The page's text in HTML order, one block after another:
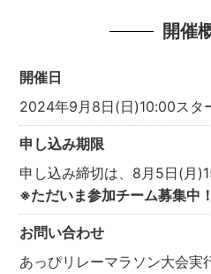
開催
開催日
2024年9月8日(日)10:00スタ
申し込み期限
申し込み締切は、8月5日(月
※ただいま参加チーム募集中！
お問い合わせ
あっぴリレーマラソン大会実